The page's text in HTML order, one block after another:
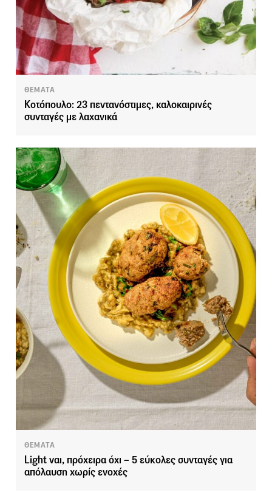
ΘΕΜΑΤΑ
Κοτόπουλο: 23 πεντανόστιμες, καλοκαιρινές
συνταγές με λαχανικά
ΘΕΜΑΤΑ
Light ναι, πρόχειρα όχι – 5 εύκολες συνταγές για
απόλαυση χωρίς ενοχές